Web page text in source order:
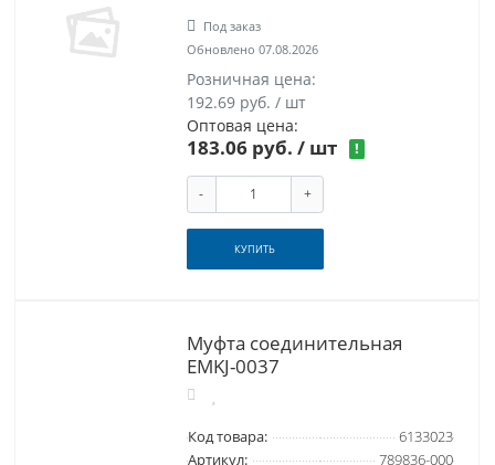
Под заказ
Обновлено 07.08.2026
Розничная цена:
192.69 руб. / шт
Оптовая цена:
183.06 руб. / шт !
- +
КУПИТЬ
Муфта соединительная
EMKJ-0037
Код товара:
6133023
Артикул:
789836-000